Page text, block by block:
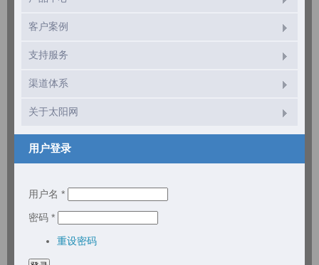
客户案例
支持服务
渠道体系
关于太阳网
用户登录
用户名 *
密码 *
重设密码